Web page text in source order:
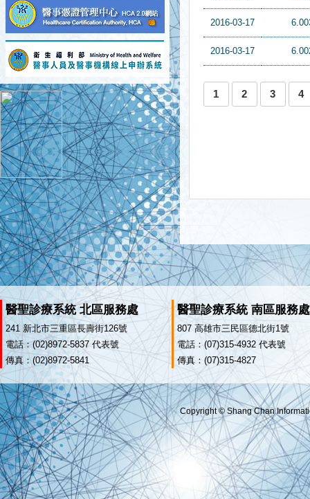
2016-03-17
2016-03-17
1 2 3 4
醫聖診療系統 北區服務處
241 新北市三重區長壽街126號
電話：(02)8972-5837 代表號
傳真：(02)8972-5841
醫聖診療系統 南區服務處
807 高雄市三民區德北街1號
電話：(07)315-4932 代表號
傳真：(07)315-4827
Copyright © Shang Chan